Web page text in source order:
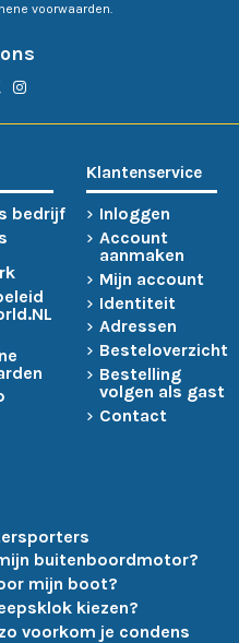
voorwaarden.
bedrijf
Klantenservice
Inloggen
Account
aanmaken
Mijn account
Identiteit
Adressen
Besteloverzicht
Bestelling
volgen als gast
Contact
buitenboordmotor?
mijn boot?
kiezen?
voorkom je condens